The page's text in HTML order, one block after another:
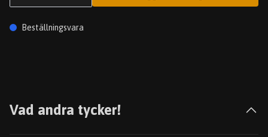
Beställningsvara
Vad andra tycker!